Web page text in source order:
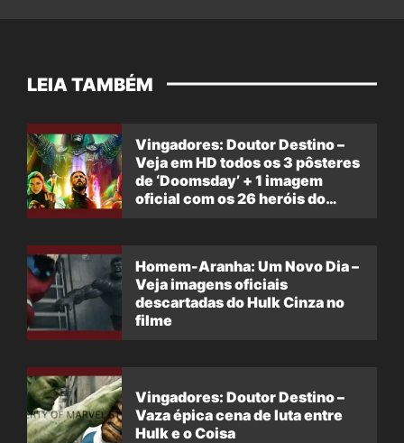
LEIA TAMBÉM
Vingadores: Doutor Destino –
Veja em HD todos os 3 pôsteres
de ‘Doomsday’ + 1 imagem
oficial com os 26 heróis do
Homem-Aranha: Um Novo Dia –
Veja imagens oficiais
descartadas do Hulk Cinza no
filme
Vingadores: Doutor Destino –
Vaza épica cena de luta entre
Hulk e o Coisa